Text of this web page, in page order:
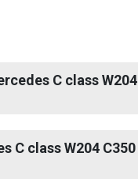
C class W204
C class W204 C350